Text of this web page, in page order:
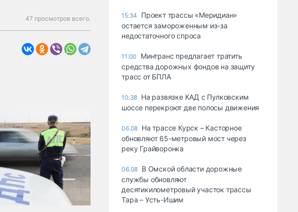
47 просмотров всего.
15:34
Проект трассы «Меридиан»
остается замороженным из-за
недостаточного спроса
11:00
Минтранс предлагает тратить
средства дорожных фондов на защиту
трасс от БПЛА
10:38 На развязке КАД с Пулковским
шоссе перекроют две полосы движения
06.08 На трассе Курск – Касторное
обновляют 65-метровый мост через
реку Грайворонка
06.08 В Омской области дорожные
службы обновляют
десятикилометровый участок трассы
Тара – Усть-Ишим